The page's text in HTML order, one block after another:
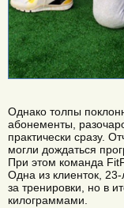
Однако толпы
абонементы,
практически сразу.
могли дождаться
При этом команда
Одна из клиенток,
за тренировки, но в
килограммами.